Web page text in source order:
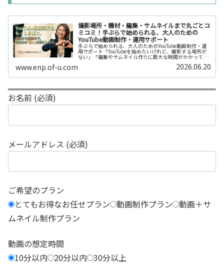
撮影場所・機材・編集・サムネイルまで丸ごとコ
ミコミ！手ぶらで始められる、大人のための
YouTube動画制作・運用サポート
手ぶらで始められる、大人のためのYouTube動画制作・運
用サポート「YouTubeを始めたいけれど、撮影する場所が
ない」「編集やサムネイル作りに膨大な時間がかかって長
続きしない」「機材を揃えるだけで何万円もかかってしま
www.enp.of-u.com 2026.06.20
お名前 (必須)
メールアドレス (必須)
ご希望のプラン
とてもお得なお任せプラン 動画制作プラン 動画＋サ
ムネイル制作プラン
動画の想定時間
10分以内
20分以内 30分以上